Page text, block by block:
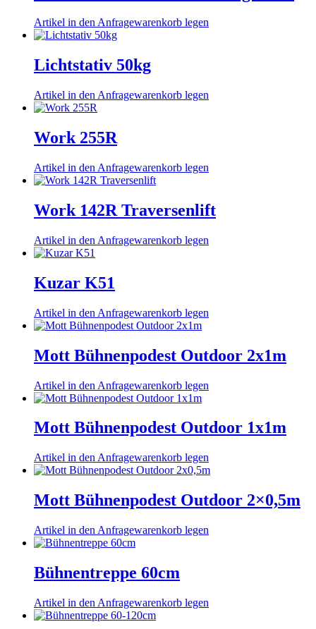
Artikel in den Anfragewarenkorb legen
Lichtstativ 50kg
Artikel in den Anfragewarenkorb legen
Work 255R
Artikel in den Anfragewarenkorb legen
Work 142R Traversenlift
Artikel in den Anfragewarenkorb legen
Kuzar K51
Artikel in den Anfragewarenkorb legen
Mott Bühnenpodest Outdoor 2x1m
Artikel in den Anfragewarenkorb legen
Mott Bühnenpodest Outdoor 1x1m
Artikel in den Anfragewarenkorb legen
Mott Bühnenpodest Outdoor 2×0,5m
Artikel in den Anfragewarenkorb legen
Bühnentreppe 60cm
Artikel in den Anfragewarenkorb legen